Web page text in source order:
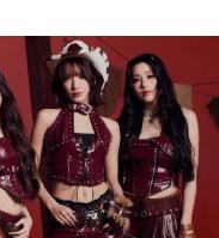
E
L
I
Z
l
a